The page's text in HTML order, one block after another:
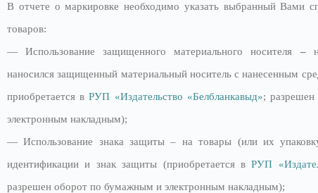
В отчете о маркировке необходимо указать выбранный Вами
товаров:
— Использование защищенного материального носителя –
наносился защищенный материальный носитель с нанесенным
приобретается вРУП «Издательство «Белбланкавыд»;
электронным накладным);
— Использование знака защиты – на товары (или их
идентификации и знак защиты (приобретается вРУП
разрешен оборот по бумажным и электронным накладным);